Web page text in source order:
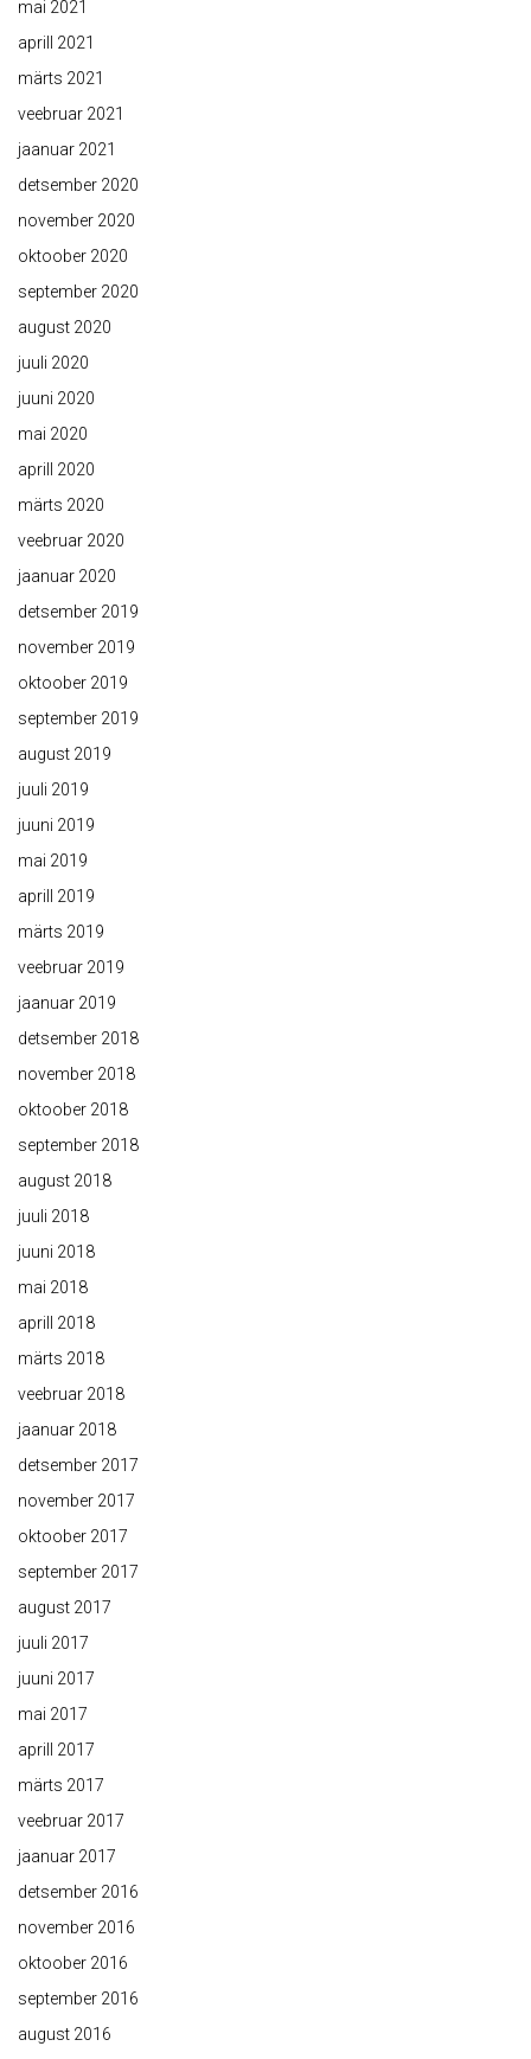
mai 2021
aprill 2021
märts 2021
veebruar 2021
jaanuar 2021
detsember 2020
november 2020
oktoober 2020
september 2020
august 2020
juuli 2020
juuni 2020
mai 2020
aprill 2020
märts 2020
veebruar 2020
jaanuar 2020
detsember 2019
november 2019
oktoober 2019
september 2019
august 2019
juuli 2019
juuni 2019
mai 2019
aprill 2019
märts 2019
veebruar 2019
jaanuar 2019
detsember 2018
november 2018
oktoober 2018
september 2018
august 2018
juuli 2018
juuni 2018
mai 2018
aprill 2018
märts 2018
veebruar 2018
jaanuar 2018
detsember 2017
november 2017
oktoober 2017
september 2017
august 2017
juuli 2017
juuni 2017
mai 2017
aprill 2017
märts 2017
veebruar 2017
jaanuar 2017
detsember 2016
november 2016
oktoober 2016
september 2016
august 2016